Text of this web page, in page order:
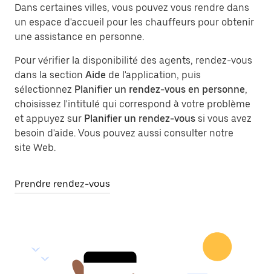
Dans certaines villes, vous pouvez vous rendre dans
un espace d'accueil pour les chauffeurs pour obtenir
une assistance en personne.
Pour vérifier la disponibilité des agents, rendez-vous
dans la section Aide de l'application, puis
sélectionnez Planifier un rendez-vous en personne,
choisissez l'intitulé qui correspond à votre problème
et appuyez sur Planifier un rendez-vous si vous avez
besoin d'aide. Vous pouvez aussi consulter notre
site Web.
Prendre rendez-vous